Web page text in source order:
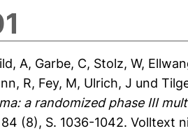
A, Garbe, C, Stolz, W,
R, Fey, M, Ulrich, J und
a randomized phase III
(8), S. 1036-1042.Volltext